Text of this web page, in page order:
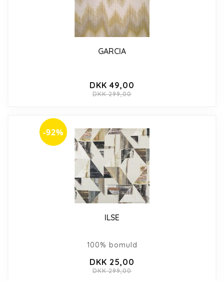
GARCIA
DKK 49,00
DKK 299,00
-92%
ILSE
100% bomuld
DKK 25,00
DKK 299,00